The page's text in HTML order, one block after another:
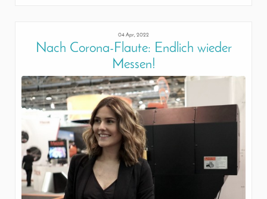
04 Apr, 2022
Nach Corona-Flaute: Endlich wieder
Messen!